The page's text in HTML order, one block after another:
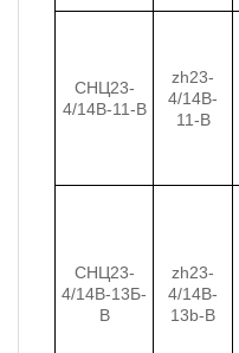
СНЦ23-
4/14В-11-В
zh23-
4/14B-
11-B
СНЦ23-
4/14В-13Б-
В
zh23-
4/14B-
13b-B